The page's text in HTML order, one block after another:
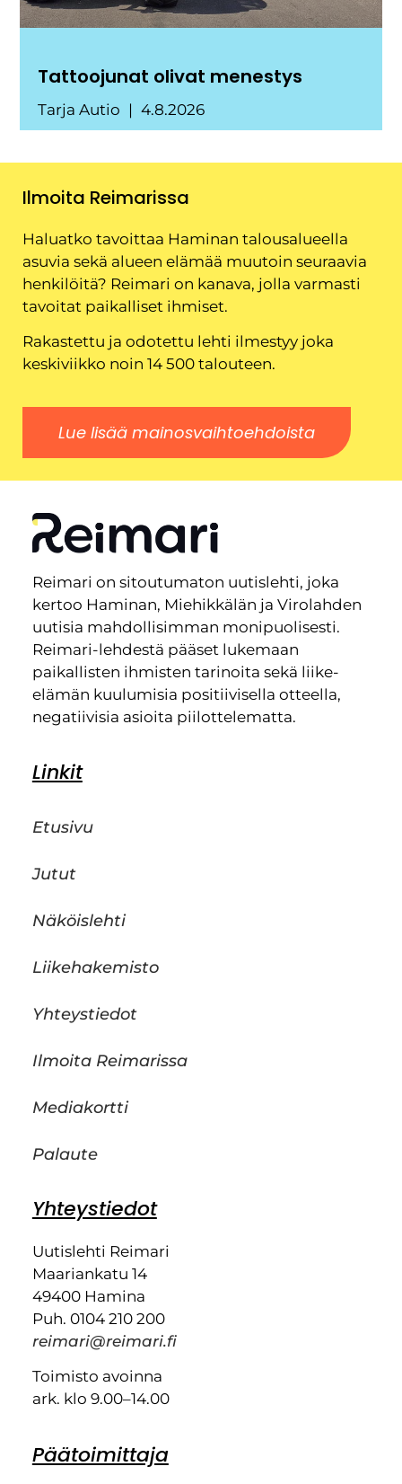
Tattoojunat olivat menestys
Tarja Autio 4.8.2026
Ilmoita Reimarissa
Haluatko tavoittaa Haminan talousalueella
asuvia sekä alueen elämää muutoin seuraavia
henkilöitä? Reimari on kanava, jolla varmasti
tavoitat paikalliset ihmiset.
Rakastettu ja odotettu lehti ilmestyy joka
keskiviikko noin 14 500 talouteen.
Lue lisää mainosvaihtoehdoista
Reimari on sitoutumaton uutislehti, joka
kertoo Haminan, Miehikkälän ja Virolahden
uutisia mahdollisimman monipuolisesti.
Reimari-lehdestä pääset lukemaan
paikallisten ihmisten tarinoita sekä liike-
elämän kuulumisia positiivisella otteella,
negatiivisia asioita piilottelematta.
Linkit
Etusivu
Jutut
Näköislehti
Liikehakemisto
Yhteystiedot
Ilmoita Reimarissa
Mediakortti
Palaute
Yhteystiedot
Uutislehti Reimari
Maariankatu 14
49400 Hamina
Puh. 0104 210 200
reimari@reimari.fi
Toimisto avoinna
ark. klo 9.00–14.00
Päätoimittaja